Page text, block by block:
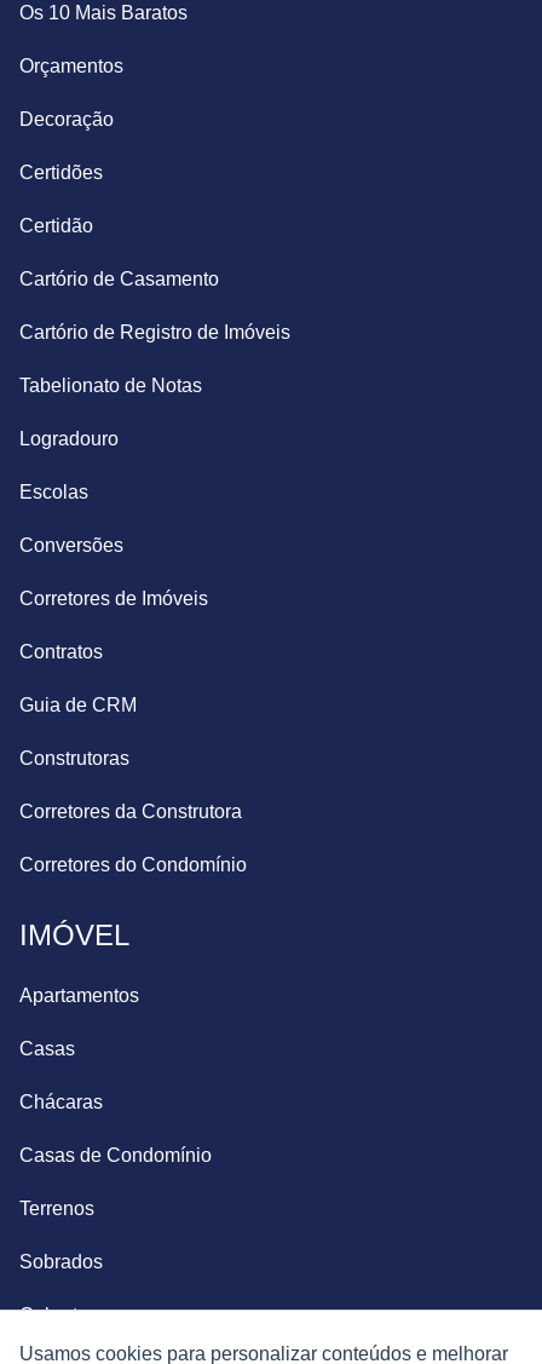
Usamos cookies para personalizar conteúdos e melhorar
Os 10 Mais Baratos
Orçamentos
Decoração
Certidões
Certidão
Cartório de Casamento
Cartório de Registro de Imóveis
Tabelionato de Notas
Logradouro
Escolas
Conversões
Corretores de Imóveis
Contratos
Guia de CRM
Construtoras
Corretores da Construtora
Corretores do Condomínio
IMÓVEL
Apartamentos
Casas
Chácaras
Casas de Condomínio
Terrenos
Sobrados
Coberturas